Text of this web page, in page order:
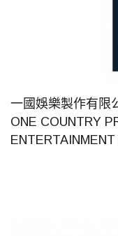
一國娛樂製作有限
ONE COUNTRY